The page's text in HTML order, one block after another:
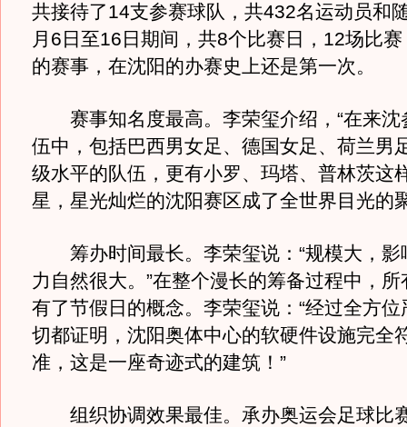
共接待了14支参赛球队，共432名运动员和
月6日至16日期间，共8个比赛日，12场比
的赛事，在沈阳的办赛史上还是第一次。
赛事知名度最高。李荣玺介绍，“在来沈
伍中，包括巴西男女足、德国女足、荷兰男
级水平的队伍，更有小罗、玛塔、普林茨这
星，星光灿烂的沈阳赛区成了全世界目光的
筹办时间最长。李荣玺说：“规模大，影
力自然很大。”在整个漫长的筹备过程中，
有了节假日的概念。李荣玺说：“经过全方
切都证明，沈阳奥体中心的软硬件设施完全
准，这是一座奇迹式的建筑！”
组织协调效果最佳。承办奥运会足球比